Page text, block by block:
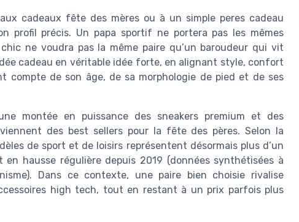
cadeaux fête des mères ou à un simple peres cadeau
profil précis. Un papa sportif ne portera pas les mêmes
ne voudra pas la même paire qu’un baroudeur qui vit
cadeau en véritable idée forte, en alignant style, confort
de son âge, de sa morphologie de pied et de ses
montée en puissance des sneakers premium et des
des best sellers pour la fête des pères. Selon la
de sport et de loisirs représentent désormais plus d’un
hausse régulière depuis 2019 (données synthétisées à
Dans ce contexte, une paire bien choisie rivalise
high tech, tout en restant à un prix parfois plus